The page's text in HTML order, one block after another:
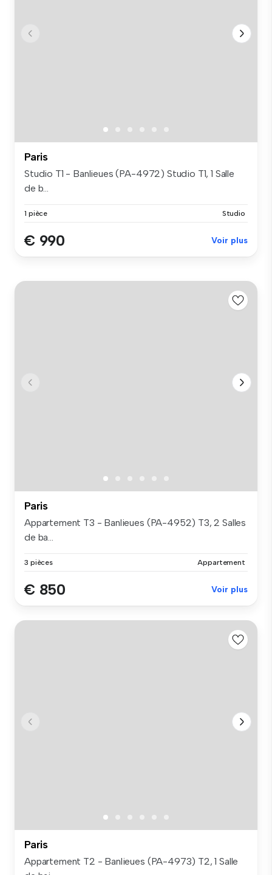
Paris
Studio T1 - Banlieues (PA-4972) Studio T1, 1 Salle
de b...
1 pièce Studio
€ 990 Voir plus
Paris
Appartement T3 - Banlieues (PA-4952) T3, 2 Salles
de ba...
3 pièces Appartement
€ 850 Voir plus
Paris
Appartement T2 - Banlieues (PA-4973) T2, 1 Salle